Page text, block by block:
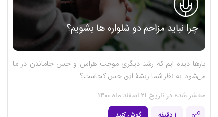
چرا نباید مزاحم دو شلواره ها بشویم؟
بارها دیده ایم که رشد دیگری موجب هراس و حس جاماندن در ما
می‌شود. به نظر شما ریشۀ این حس کجاست؟
منتشر شده در تاریخ ۲۱ اسفند ماه ۱۴۰۰